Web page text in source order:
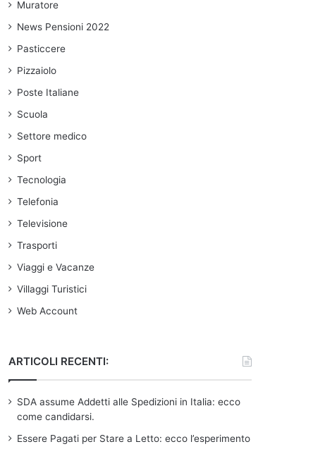
Muratore
News Pensioni 2022
Pasticcere
Pizzaiolo
Poste Italiane
Scuola
Settore medico
Sport
Tecnologia
Telefonia
Televisione
Trasporti
Viaggi e Vacanze
Villaggi Turistici
Web Account
ARTICOLI RECENTI:
SDA assume Addetti alle Spedizioni in Italia: ecco
come candidarsi.
Essere Pagati per Stare a Letto: ecco l’esperimento